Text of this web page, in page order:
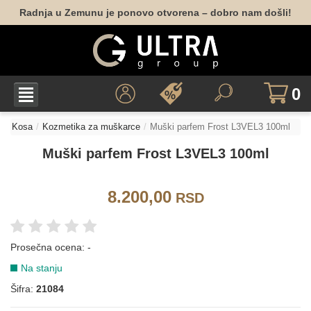
Radnja u Zemunu je ponovo otvorena – dobro nam došli!
0
Kosa Kozmetika za muškarce Muški parfem Frost L3VEL3 100ml
Muški parfem Frost L3VEL3 100ml
8.200,00RSD
Prosečna ocena: -
Na stanju
Šifra: 21084